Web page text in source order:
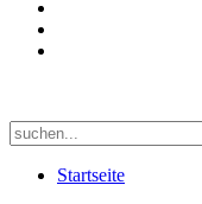
Startseite